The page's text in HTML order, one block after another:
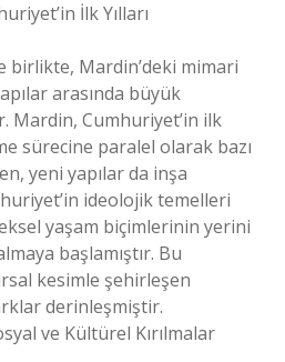
İlk Yılları
birlikte, Mardin’deki mimari
arasında büyük
Mardin, Cumhuriyet’in ilk
sürecine paralel olarak bazı
yeni yapılar da inşa
ideolojik temelleri
yaşam biçimlerinin yerini
başlamıştır. Bu
kesimle şehirleşen
derinleşmiştir.
ve Kültürel Kırılmalar